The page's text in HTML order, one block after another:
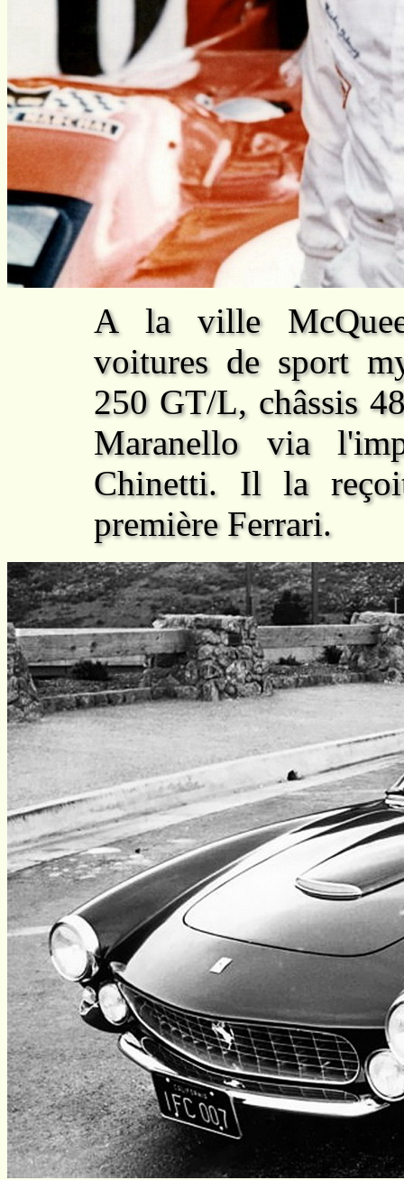
A la ville
voitures de sport
250 GT/L, châssis
Maranello via
Chinetti. Il la
première Ferrari.